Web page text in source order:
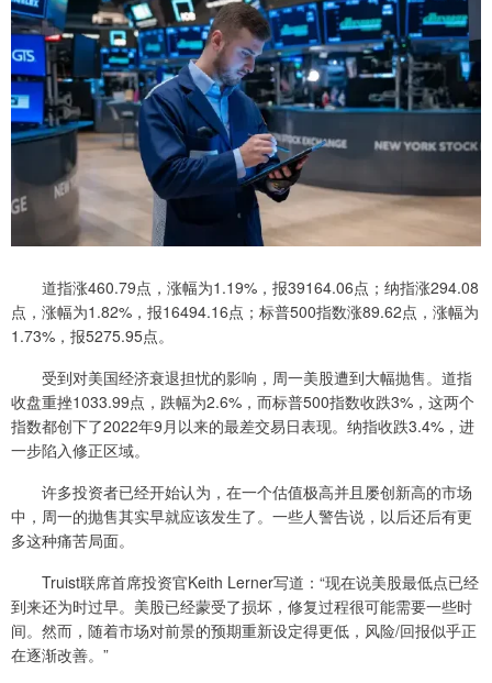
道指涨460.79点，涨幅为1.19%，报39164.06点；纳指涨294.08
点，涨幅为1.82%，报16494.16点；标普500指数涨89.62点，涨幅为
1.73%，报5275.95点。
受到对美国经济衰退担忧的影响，周一美股遭到大幅抛售。道指
收盘重挫1033.99点，跌幅为2.6%，而标普500指数收跌3%，这两个
指数都创下了2022年9月以来的最差交易日表现。纳指收跌3.4%，进
一步陷入修正区域。
许多投资者已经开始认为，在一个估值极高并且屡创新高的市场
中，周一的抛售其实早就应该发生了。一些人警告说，以后还后有更
多这种痛苦局面。
Truist联席首席投资官Keith Lerner写道：“现在说美股最低点已经
到来还为时过早。美股已经蒙受了损坏，修复过程很可能需要一些时
间。然而，随着市场对前景的预期重新设定得更低，风险/回报似乎正
在逐渐改善。”